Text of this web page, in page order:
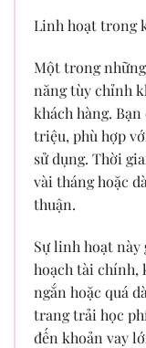
Linh hoạt trong
Một trong
năng tùy chỉnh
khách hàng.
triệu, phù hợp
sử dụng. Thời
vài tháng hoặc
thuận.
Sự linh hoạt này
hoạch tài chính,
ngắn hoặc quá
trang trải học
đến khoản vay